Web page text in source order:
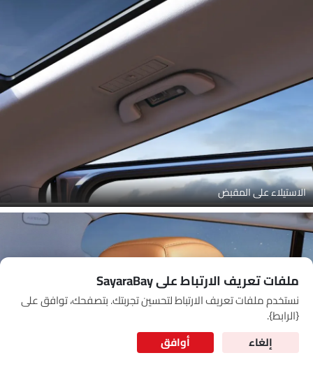
الاستيلاء على المقبض
ملفات تعريف الارتباط على SayaraBay
نستخدم ملفات تعريف الارتباط لتحسين تجربتك. بتصفحك، توافق على
{الرابط}.
إلغاء
أوافق
for Better Experience & Regular updates
شروط الاستخدام سياسة الخصوصيةof Cardekho
Link Your Google Account
Link Your Facebook Account